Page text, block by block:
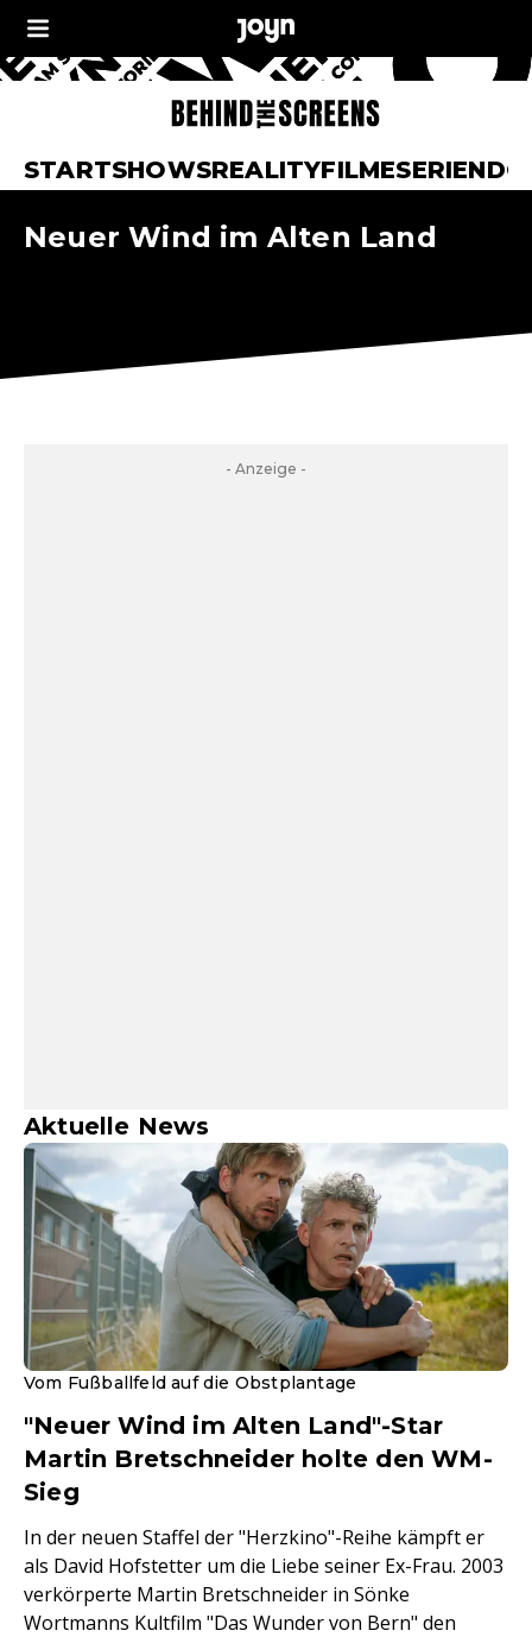
STARTSHOWSREALITYFILMESERIEN
Neuer Wind im Alten Land
- Anzeige -
Aktuelle News
Vom Fußballfeld auf die Obstplantage
"Neuer Wind im Alten Land"-Star
Martin Bretschneider holte den WM-
Sieg
In der neuen Staffel der "Herzkino"-Reihe kämpft er
als David Hofstetter um die Liebe seiner Ex-Frau. 2003
verkörperte Martin Bretschneider in Sönke
Wortmanns Kultfilm "Das Wunder von Bern" den